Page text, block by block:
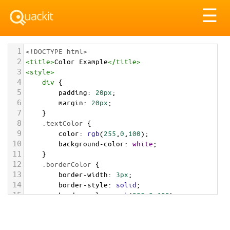
☰
1 <!DOCTYPE html>
2 <title>Color Example</title>
3 <style>
4 div {
5 padding: 20px;
6 margin: 20px;
7 }
8 .textColor {
9 color: rgb(255 0 100);
10 background-color: white;
11 }
12 .borderColor {
13 border-width: 3px;
14 border-style: solid;
15 border-color: rgb(255,0,100);